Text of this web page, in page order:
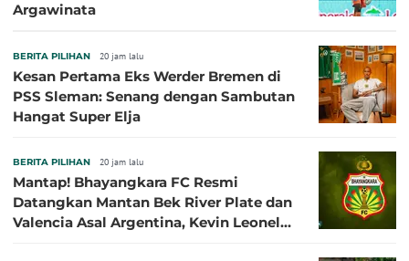
Argawinata
BERITA PILIHAN 20 jam lalu
Kesan Pertama Eks Werder Bremen di
PSS Sleman: Senang dengan Sambutan
Hangat Super Elja
BERITA PILIHAN 20 jam lalu
Mantap! Bhayangkara FC Resmi
Datangkan Mantan Bek River Plate dan
Valencia Asal Argentina, Kevin Leonel